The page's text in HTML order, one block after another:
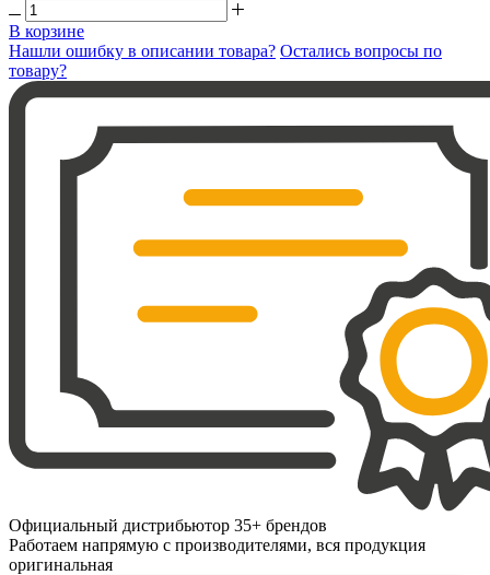
В корзине
Нашли ошибку в описании товара? Остались вопросы по
товару?
Официальный дистрибьютор 35+ брендов
Работаем напрямую с производителями, вся продукция
оригинальная